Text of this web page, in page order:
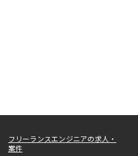
フリーランスエンジニアの求人・
案件